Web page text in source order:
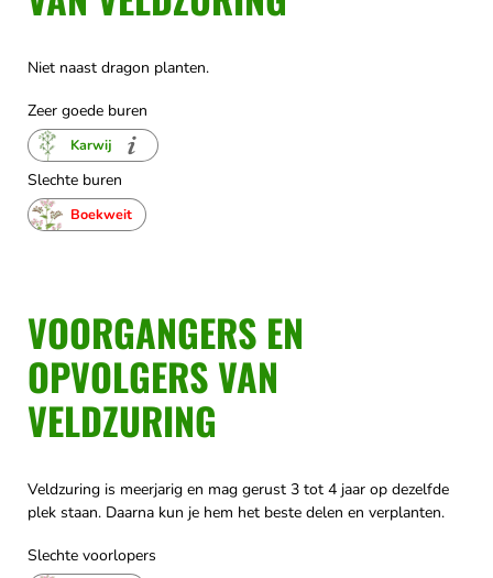
Niet naast dragon planten.
Zeer goede buren
Karwij
Slechte buren
Boekweit
VOORGANGERS EN
OPVOLGERS VAN
VELDZURING
Veldzuring is meerjarig en mag gerust 3 tot 4 jaar op dezelfde
plek staan. Daarna kun je hem het beste delen en verplanten.
Slechte voorlopers